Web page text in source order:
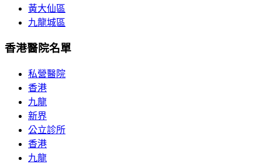
黃大仙區
九龍城區
香港醫院名單
私營醫院
香港
九龍
新界
公立診所
香港
九龍